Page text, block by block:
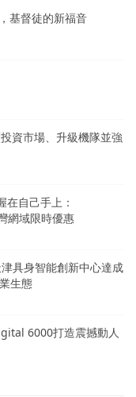
基督徒的新福音
資市場、升級機隊並強
自己手上：
網域限時優惠
具身智能創新中心達成
生態
6000打造震撼動人